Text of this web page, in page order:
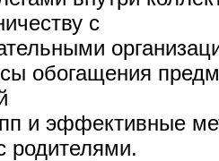
с
обогащения
и эффективные
родителями.